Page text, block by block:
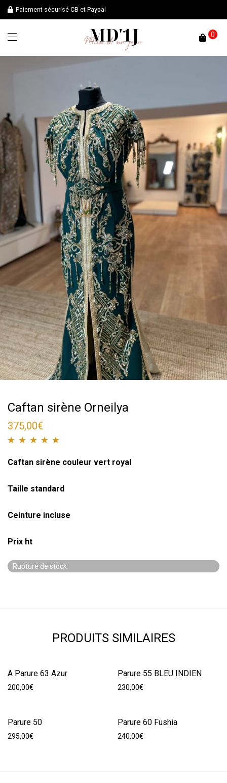
Paiement sécurisé CB et Paypal
0
Caftan sirène Orneilya
375,00€
Caftan sirène couleur vert royal
Taille standard
Ceinture incluse
Prix ht
basé surnotation
Rupture de stock
PRODUITS SIMILAIRES
A Parure 63 Azur
200,00€
Parure 55 BLEU INDIEN
230,00€
Parure 50
295,00€
Parure 60 Fushia
240,00€